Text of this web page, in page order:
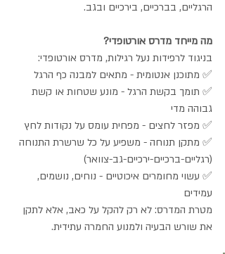
הרגליים, בברכיים, בירכיים ובגב.
מה מייחד מדרס אורטופדי?
בניגוד לרפידות נעל רגילות, מדרס אורטופדי:
✅ מתוכנן אנטומית - מתאים למבנה כף הרגל
✅ תומך בקשת הרגל - מונע שטחות או קשת
גבוהה מדי
✅ מפזר לחצים - מפחית עומס על נקודות לחץ
✅ מתקן תנוחה - משפיע על כל שרשרת התנוחה
(רגליים-ברכיים-ירכיים-גב-צוואר)
✅ עשוי מחומרים איכוטיים - נוחים, נושמים,
עמידים
מטרת המדרס: לא רק להקל על כאב, אלא לתקן
את שורש הבעיה ולמנוע החמרה עתידית.